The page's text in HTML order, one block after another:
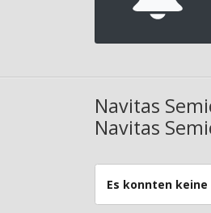
Navitas
Navitas
Es konnten